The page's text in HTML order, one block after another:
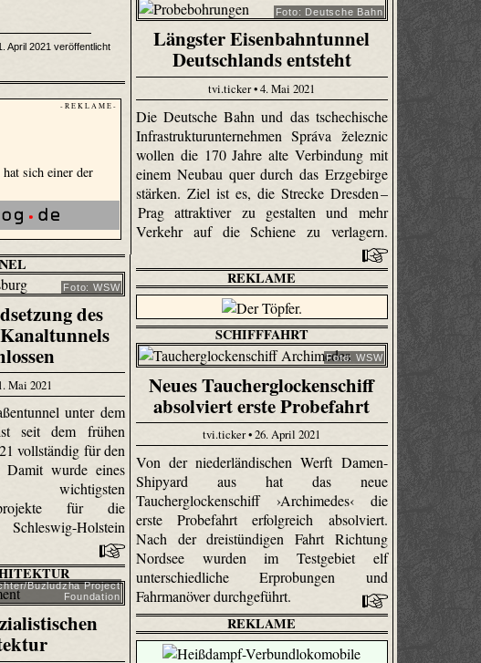
April 2021 veröffentlicht
- R E K L A M E -
sich einer der
Foto: Deutsche Bahn
Längster Eisenbahntunnel
Deutschlands entsteht
tvi.ticker • 4. Mai 2021
Die Deutsche Bahn und das tschechische
Infrastrukturunternehmen Správa železnic
wollen die 170 Jahre alte Verbindung mit
einem Neubau quer durch das Erzgebirge
stärken. Ziel ist es, die Strecke Dresden –
Prag attraktiver zu gestalten und mehr
Verkehr auf die Schiene zu verlagern.
Foto: WSW
des
Mai 2021
unter dem
seit dem frühen
vollständig für den
Damit wurde eines
für die
Holstein
REKLAME
SCHIFFFAHRT
Foto: WSW
Neues Taucherglockenschiff
absolviert erste Probefahrt
tvi.ticker • 26. April 2021
Von der niederländischen Werft Damen-
Shipyard aus hat das neue
Taucherglockenschiff ›Archimedes‹ die
erste Probefahrt erfolgreich absolviert.
Nach der dreistündigen Fahrt Richtung
Nordsee wurden im Testgebiet elf
unterschiedliche Erprobungen und
Fahrmanöver durchgeführt.
Buzludzha Project
Foundation
REKLAME